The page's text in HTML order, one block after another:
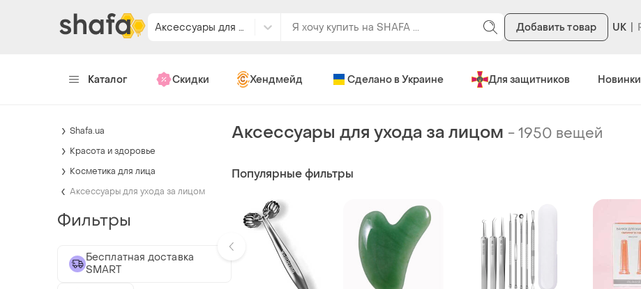
Аксессуары для ухода за лицом Добавить товар UK
Каталог Скидки Хендмейд Сделано в Украине Для защитников Новинки
Аксессуары для ухода за лицом -1950 вещей
Популярные фильтры
Shafa.ua
Красота и здоровье
Косметика для лица
Аксессуары для ухода за лицом
Фильтры
Бесплатная доставка
SMART